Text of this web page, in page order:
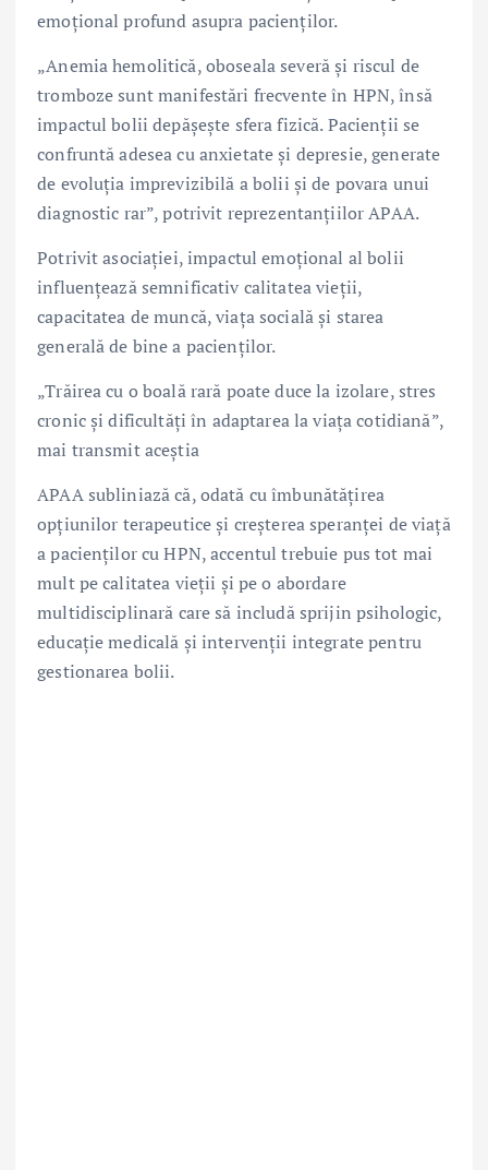
emoțional profund asupra pacienților.
„Anemia hemolitică, oboseala severă și riscul de
tromboze sunt manifestări frecvente în HPN, însă
impactul bolii depășește sfera fizică. Pacienții se
confruntă adesea cu anxietate și depresie, generate
de evoluția imprevizibilă a bolii și de povara unui
diagnostic rar”, potrivit reprezentanțiilor APAA.
Potrivit asociației, impactul emoțional al bolii
influențează semnificativ calitatea vieții,
capacitatea de muncă, viața socială și starea
generală de bine a pacienților.
„Trăirea cu o boală rară poate duce la izolare, stres
cronic și dificultăți în adaptarea la viața cotidiană”,
mai transmit aceștia
APAA subliniază că, odată cu îmbunătățirea
opțiunilor terapeutice și creșterea speranței de viață
a pacienților cu HPN, accentul trebuie pus tot mai
mult pe calitatea vieții și pe o abordare
multidisciplinară care să includă sprijin psihologic,
educație medicală și intervenții integrate pentru
gestionarea bolii.